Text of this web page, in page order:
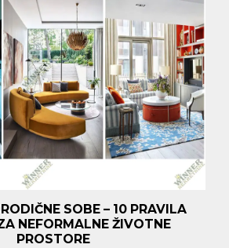
SOBE – 10 PRAVILA
NEFORMALNE ŽIVOTNE
PROSTORE